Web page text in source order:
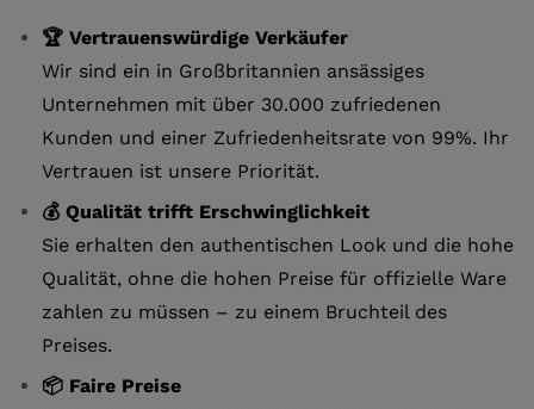
🏆 Vertrauenswürdige Verkäufer
Wir sind ein in Großbritannien ansässiges
Unternehmen mit über 30.000 zufriedenen
Kunden und einer Zufriedenheitsrate von 99%. Ihr
Vertrauen ist unsere Priorität.
💰 Qualität trifft Erschwinglichkeit
Sie erhalten den authentischen Look und die hohe
Qualität, ohne die hohen Preise für offizielle Ware
zahlen zu müssen – zu einem Bruchteil des
Preises.
📦 Faire Preise